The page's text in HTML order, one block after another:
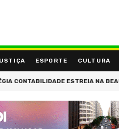
ESPORTE CULTURA
ESTREIA NA BEAUTY